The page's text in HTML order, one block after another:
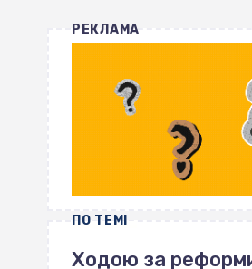
РЕКЛАМА
ПО ТЕМІ
Ходою за